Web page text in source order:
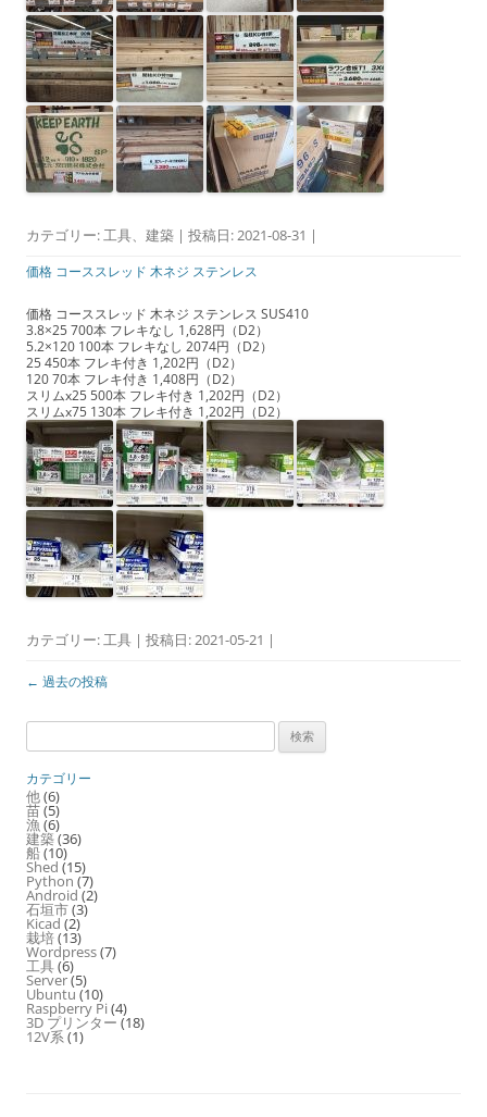
カテゴリー:工具、 建築 | 投稿日:2021-08-31 |
価格 コーススレッド 木ネジ ステンレス
価格 コーススレッド 木ネジ ステンレス SUS410
3.8×25 700本 フレキなし 1,628円（D2）
5.2×120 100本 フレキなし 2074円（D2）
25 450本 フレキ付き 1,202円（D2）
120 70本 フレキ付き 1,408円（D2）
スリムx25 500本 フレキ付き 1,202円（D2）
スリムx75 130本 フレキ付き 1,202円（D2）
カテゴリー:工具 | 投稿日:2021-05-21 |
投
ゲ
ー
シ
ョ
ン
← 過去の投稿
カテゴリー
他(6)
苗(5)
漁 (6)
建築(36)
船(10)
Shed (15)
Python (7)
Android(2)
石垣市(3)
Kicad(2)
栽培(13)
Wordpress(7)
工具(6)
Server(5)
Ubuntu (10)
Raspberry Pi(4)
3D プリンター (18)
12V系(1)